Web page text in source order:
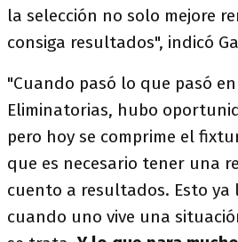
la selección no solo mejore
consiga resultados", indicó
"Cuando pasó lo que pasó
Eliminatorias, hubo
pero hoy se comprime el
que es necesario tener una
cuento a resultados. Esto ya
cuando uno vive una